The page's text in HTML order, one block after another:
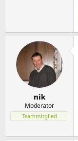
nik
Moderator
Teammitglied